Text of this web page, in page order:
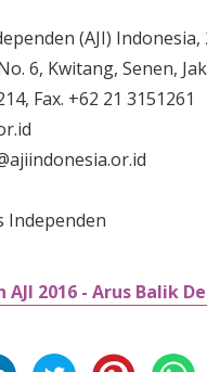
(AJI) Indonesia,
6, Kwitang, Senen,
Fax. +62 21 3151261
Independen
2016 - Arus Balik